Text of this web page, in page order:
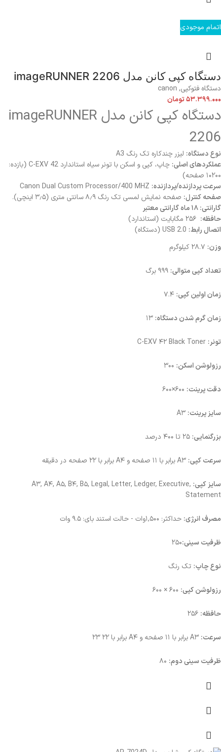
اتمام موجودی
دستگاه کپی کانن مدل imageRUNNER 2206
دستگاه فتوکپی,
canon
۵۳.۳۹۹.۰۰۰تومان
دستگاه کپی کانن مدل imageRUNNER
2206
نوع دستگاه: لیزر چندکاره تک رنگ A3
عملکردهای اصلی:
چاپ، کپی و اسکن با تونر سیاه استاندارد C-EXV 42 (بازده:
۱۰۲۰۰ صفحه)
سرعت پردازنده/پردازنده:
صفحه کنترل: صفحه نمایش لمسی تک رنگ ۸٫۹ سانتی متری (۳٫۵ اینچی).
گارانتی: ۱۸ ماه گارانتی معتبر
حافظه:
اتصال رابط:
وزن:
تعداد کپی متوالی:
زمان اولین کپی:
زمان گرم شدن دستگاه:
تونر:
رزولوشن اسکن:
دقت پرینت:
سایز پرینت:
بزرگنمایی:
سرعت کپی:
سایز کپی: A۳, A۴, A۵, B۴, B۵, Legal, Letter, Ledger, Executive,
Statement
مصرف انرژی: حداکثر: ۱,۵۰۰وات - حالت استند بای: ۹.۵ وات
ظرفیت سینی:۲۵۰
نوع چاپ: تک رنگ
رزولوشن کپی:
حافظه:
سرعت:
ظرفیت سینی دوم: